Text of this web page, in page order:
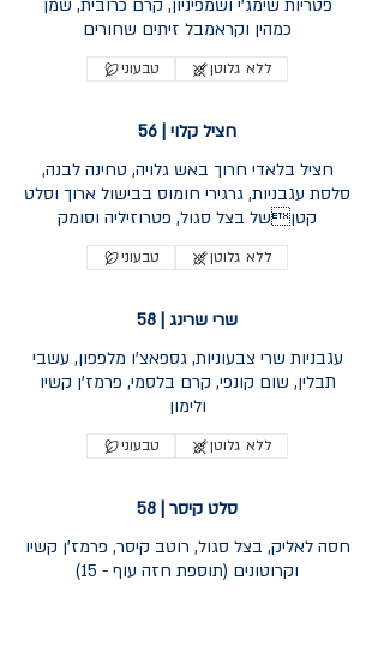
פטריות שימג'י ושמפיניון, קרם כרובית, שמן
כמהין וקראמבל זיתים שחורים
טבעוני ללא גלוטן
חציל קלוי | 56
חציל בלאדי חרוך באש גלויה, טחינה לבנה,
סלסת עגבניות, גרגירי חומוס בבישול ארוך וסלט
קטןשל בצל סגול, פטרוזיליה וסומק
טבעוני ללא גלוטן
שרי שרינג | 58
עגבניות שרי צבעוניות, גספאצ'ו מלפפון, עשבי
תבלין, שום קונפי, קרם בלסמי, פרמז'ן קשיו
ולימון
טבעוני ללא גלוטן
סלט קיסר | 58
חסה לאליק, בצל סגול, רוטב קיסר, פרמז'ן קשיו